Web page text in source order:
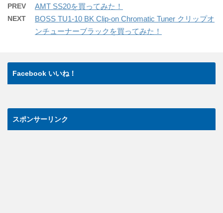
PREV AMT SS20を買ってみた！
NEXT
BOSS TU1-10 BK Clip-on Chromatic Tuner クリップオ
ンチューナーブラックを買ってみた！
Facebook いいね！
スポンサーリンク